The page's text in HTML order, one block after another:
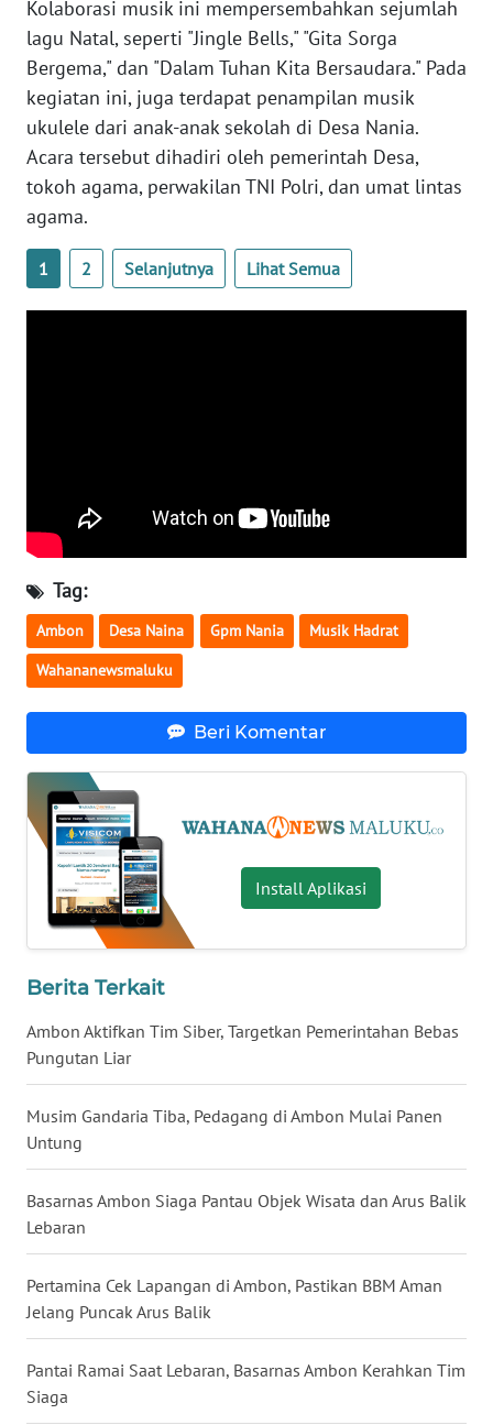
Kolaborasi musik ini mempersembahkan sejumlah
lagu Natal, seperti "Jingle Bells," "Gita Sorga
Bergema," dan "Dalam Tuhan Kita Bersaudara." Pada
kegiatan ini, juga terdapat penampilan musik
ukulele dari anak-anak sekolah di Desa Nania.
Acara tersebut dihadiri oleh pemerintah Desa,
tokoh agama, perwakilan TNI Polri, dan umat lintas
agama.
1 2 Selanjutnya Lihat Semua
Tag:
Ambon Desa Naina Gpm Nania Musik Hadrat
Wahananewsmaluku
Beri Komentar
Install Aplikasi
Berita Terkait
Ambon Aktifkan Tim Siber, Targetkan Pemerintahan Bebas
Pungutan Liar
Musim Gandaria Tiba, Pedagang di Ambon Mulai Panen
Untung
Basarnas Ambon Siaga Pantau Objek Wisata dan Arus Balik
Lebaran
Pertamina Cek Lapangan di Ambon, Pastikan BBM Aman
Jelang Puncak Arus Balik
Pantai Ramai Saat Lebaran, Basarnas Ambon Kerahkan Tim
Siaga
WN
BABEL
WN
SUMBAR
WN
SUMSEL
WN
BENGKULU
NUSANTARA
JOGJA
WN
JATIM
BALI
WN
KALBAR
WN
KALTENG
WN
WN
KALSEL
WN
KALTIM
WN
SULSEL
WN
SULUT